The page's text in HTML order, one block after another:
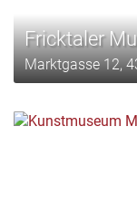
Fricktaler
Marktgasse 12,